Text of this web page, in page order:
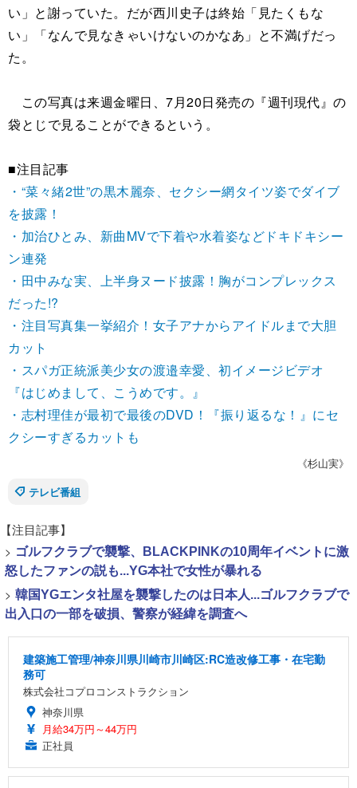
い」と謝っていた。だが西川史子は終始「見たくもな
い」「なんで見なきゃいけないのかなあ」と不満げだっ
た。
この写真は来週金曜日、7月20日発売の『週刊現代』の
袋とじで見ることができるという。
■注目記事
・“菜々緒2世”の黒木麗奈、セクシー網タイツ姿でダイブ
を披露！
・加治ひとみ、新曲MVで下着や水着姿などドキドキシー
ン連発
・田中みな実、上半身ヌード披露！胸がコンプレックス
だった!?
・注目写真集一挙紹介！女子アナからアイドルまで大胆
カット
・スパガ正統派美少女の渡邉幸愛、初イメージビデオ
『はじめまして、こうめです。』
・志村理佳が最初で最後のDVD！『振り返るな！』にセ
クシーすぎるカットも
《杉山実》
テレビ番組
【注目記事】
> ゴルフクラブで襲撃、BLACKPINKの10周年イベントに激
怒したファンの説も...YG本社で女性が暴れる
> 韓国YGエンタ社屋を襲撃したのは日本人...ゴルフクラブで
出入口の一部を破損、警察が経緯を調査へ
建築施工管理/神奈川県川崎市川崎区:RC造改修工事・在宅勤
務可
株式会社コプロコンストラクション
神奈川県
月給34万円～44万円
正社員